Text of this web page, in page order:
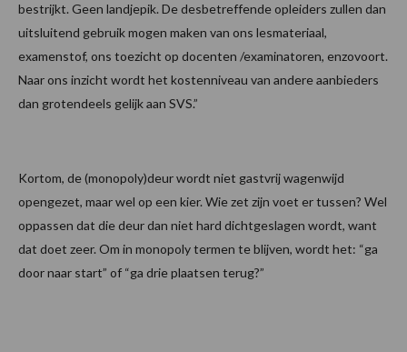
bestrijkt. Geen landjepik. De desbetreffende opleiders zullen dan
uitsluitend gebruik mogen maken van ons lesmateriaal,
examenstof, ons toezicht op docenten /examinatoren, enzovoort.
Naar ons inzicht wordt het kostenniveau van andere aanbieders
dan grotendeels gelijk aan SVS.”
Kortom, de (monopoly)deur wordt niet gastvrij wagenwijd
opengezet, maar wel op een kier. Wie zet zijn voet er tussen? Wel
oppassen dat die deur dan niet hard dichtgeslagen wordt, want
dat doet zeer. Om in monopoly termen te blijven, wordt het: “ga
door naar start” of “ga drie plaatsen terug?”